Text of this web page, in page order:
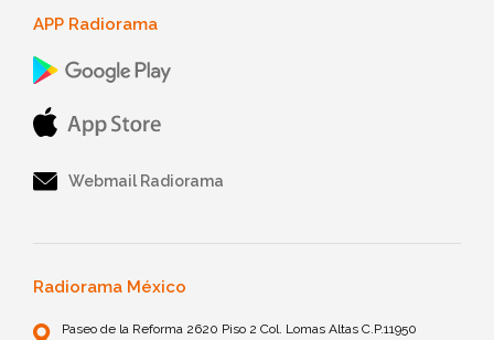
APP Radiorama
Webmail Radiorama
Radiorama México
Paseo de la Reforma 2620 Piso 2 Col. Lomas Altas C.P.11950